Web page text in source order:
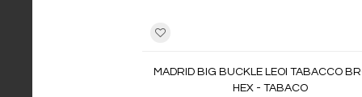
MADRID BIG BUCKLE LEOI TABACCO
HEX - TABACO